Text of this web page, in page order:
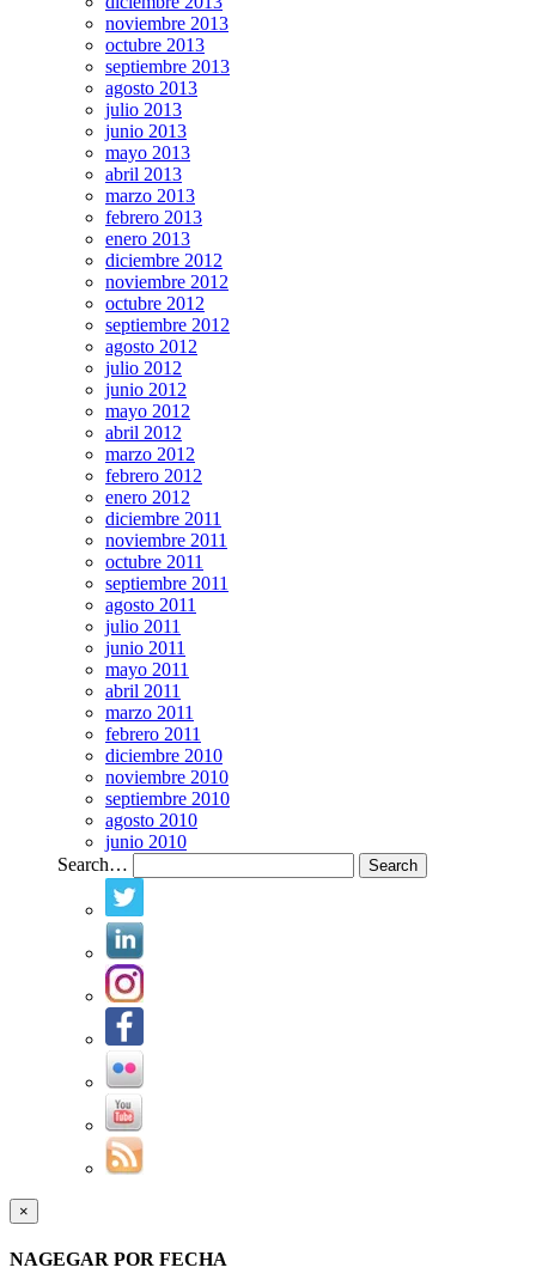
noviembre 2013
octubre 2013
septiembre 2013
agosto 2013
julio 2013
junio 2013
mayo 2013
abril 2013
marzo 2013
febrero 2013
enero 2013
diciembre 2012
noviembre 2012
octubre 2012
septiembre 2012
agosto 2012
julio 2012
junio 2012
mayo 2012
abril 2012
marzo 2012
febrero 2012
enero 2012
diciembre 2011
noviembre 2011
octubre 2011
septiembre 2011
agosto 2011
julio 2011
junio 2011
mayo 2011
abril 2011
marzo 2011
febrero 2011
diciembre 2010
noviembre 2010
septiembre 2010
agosto 2010
junio 2010
Search…
×
NAGEGAR POR FECHA